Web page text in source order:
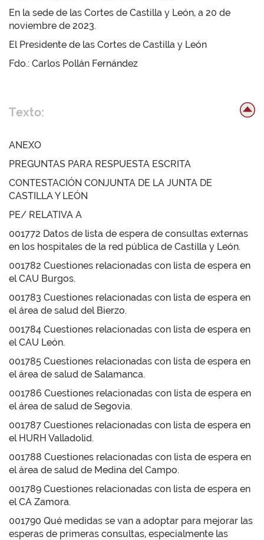
En la sede de las Cortes de Castilla y León, a 20 de
noviembre de 2023.
El Presidente de las Cortes de Castilla y León
Fdo.: Carlos Pollán Fernández
Texto:
ANEXO
PREGUNTAS PARA RESPUESTA ESCRITA
CONTESTACIÓN CONJUNTA DE LA JUNTA DE
CASTILLA Y LEÓN
PE/ RELATIVA A
001772 Datos de lista de espera de consultas externas
en los hospitales de la red pública de Castilla y León.
001782 Cuestiones relacionadas con lista de espera en
el CAU Burgos.
001783 Cuestiones relacionadas con lista de espera en
el área de salud del Bierzo.
001784 Cuestiones relacionadas con lista de espera en
el CAU León.
001785 Cuestiones relacionadas con lista de espera en
el área de salud de Salamanca.
001786 Cuestiones relacionadas con lista de espera en
el área de salud de Segovia.
001787 Cuestiones relacionadas con lista de espera en
el HURH Valladolid.
001788 Cuestiones relacionadas con lista de espera en
el área de salud de Medina del Campo.
001789 Cuestiones relacionadas con lista de espera en
el CA Zamora.
001790 Qué medidas se van a adoptar para mejorar las
esperas de primeras consultas, especialmente las